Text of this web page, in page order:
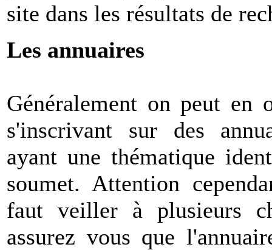
site dans les résultats de
Les annuaires
Généralement on peut en
s'inscrivant sur des
ayant une thématique
soumet. Attention
faut veiller à plusieurs
assurez vous que